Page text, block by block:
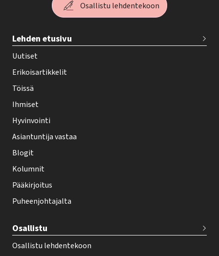
Osallistu lehdentekoon
e
h
y
-
e
h
t
i
f
o
t
r
Lehden etusivu
Uutiset
Erikoisartikkelit
Töissä
Ihmiset
Hyvinvointi
Asiantuntija vastaa
Blogit
Kolumnit
Pääkirjoitus
Puheenjohtajalta
Osallistu
Osallistu lehdentekoon